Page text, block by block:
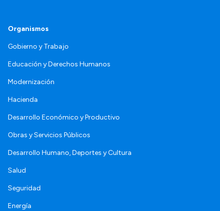
Organismos
Gobierno y Trabajo
Educación y Derechos Humanos
Modernización
Hacienda
Desarrollo Económico y Productivo
Obras y Servicios Públicos
Desarrollo Humano, Deportes y Cultura
Salud
Seguridad
Energía